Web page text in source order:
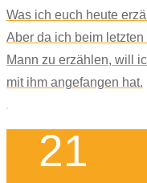
Was ich euch heute
Aber da ich beim
Mann zu erzählen, will
mit ihm angefangen hat.
21